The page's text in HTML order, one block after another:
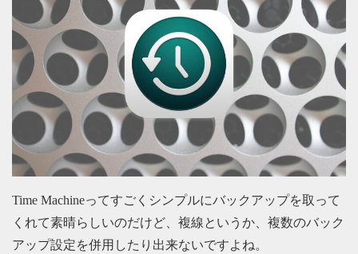
Time Machineってすごくシンプルにバックアップを取って
くれて素晴らしいのだけど、複線というか、複数のバック
アップ設定を併用したり出来ないですよね。